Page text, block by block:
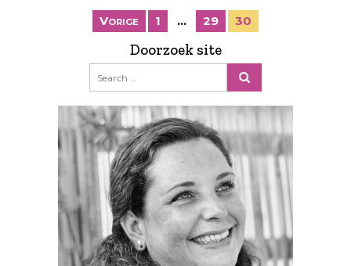
r
i
c
h
t
e
a
g
i
n
Vorige 1 … 29 30
Doorzoek site